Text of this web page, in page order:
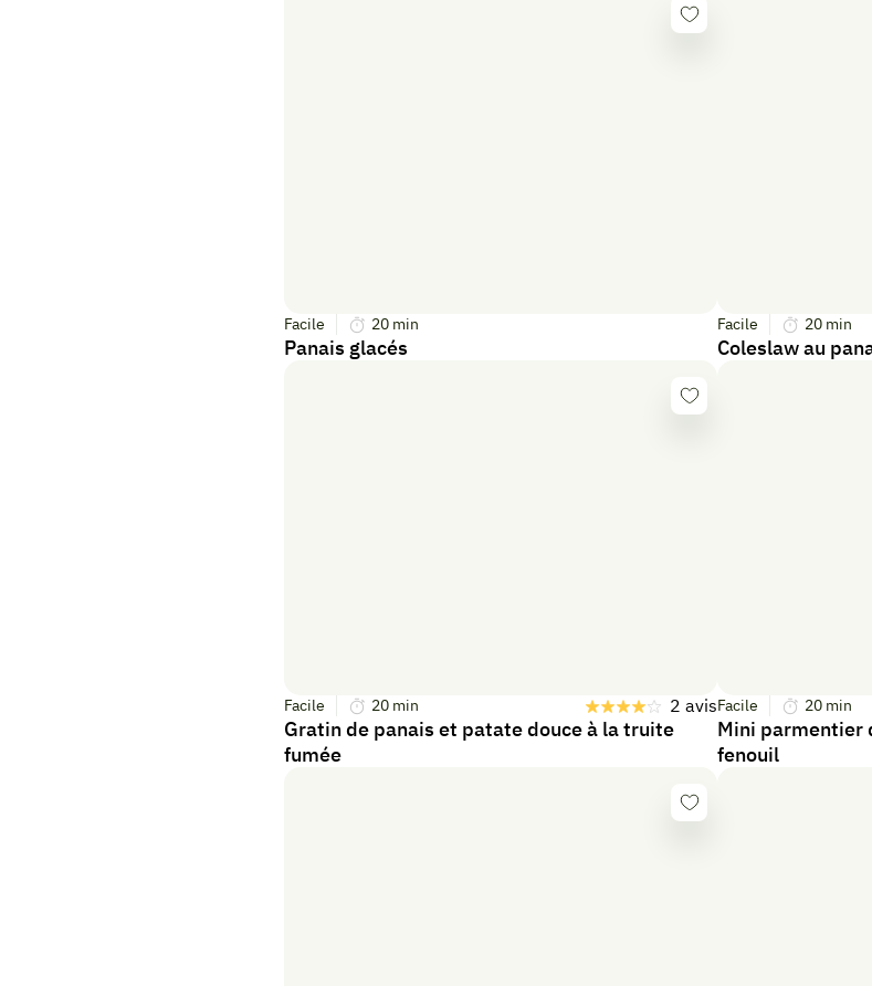
Facile 20 min
Panais glacés
Facile 20 min
Coleslaw au
Facile 20 min 2 avis
Gratin de panais et patate douce à la truite
fumée
Facile 20 min
Mini parmentier
fenouil